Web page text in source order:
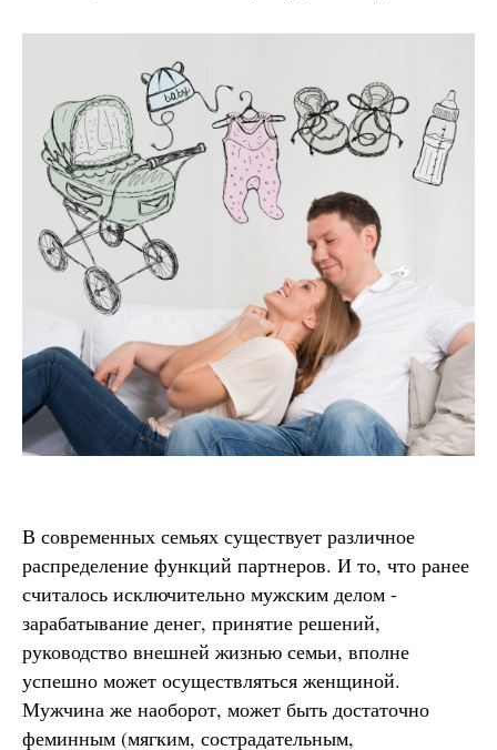
В современных семьях существует различное
распределение функций партнеров. И то, что ранее
считалось исключительно мужским делом -
зарабатывание денег, принятие решений,
руководство внешней жизнью семьи, вполне
успешно может осуществляться женщиной.
Мужчина же наоборот, может быть достаточно
феминным (мягким, сострадательным,